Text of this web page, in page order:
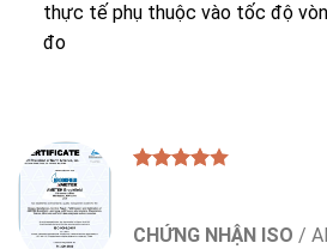
thực tế phụ thuộc vào tốc độ
đo
CHỨNG NHẬN ISO /